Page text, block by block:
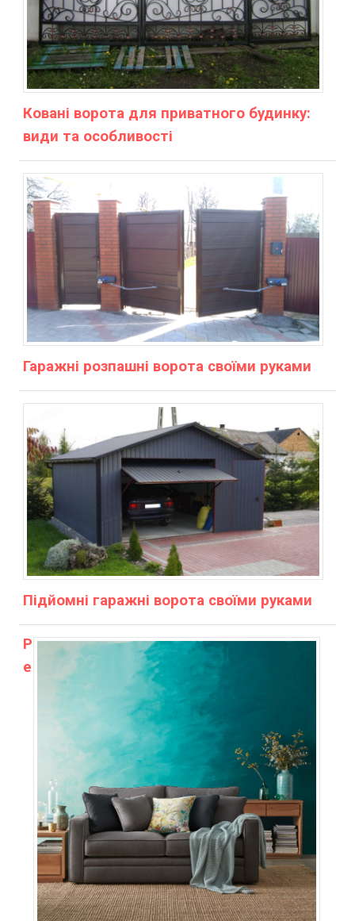
Ковані ворота для приватного будинку:
види та особливості
Гаражні розпашні ворота своїми руками
Підйомні гаражні ворота своїми руками
Р
е